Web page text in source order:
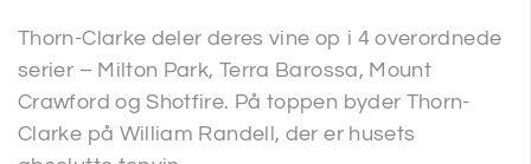
Thorn-Clarke deler deres vine op i 4 overordnede
serier – Milton Park, Terra Barossa, Mount
Crawford og Shotfire. På toppen byder Thorn-
Clarke på William Randell, der er husets